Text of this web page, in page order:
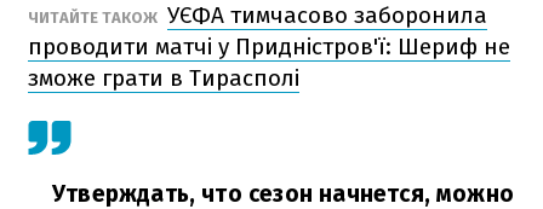
ЧИТАЙТЕ ТАКОЖ УЄФА тимчасово заборонила
проводити матчі у Придністров'ї: Шериф не
зможе грати в Тирасполі
Утверждать, что сезон начнется, можно